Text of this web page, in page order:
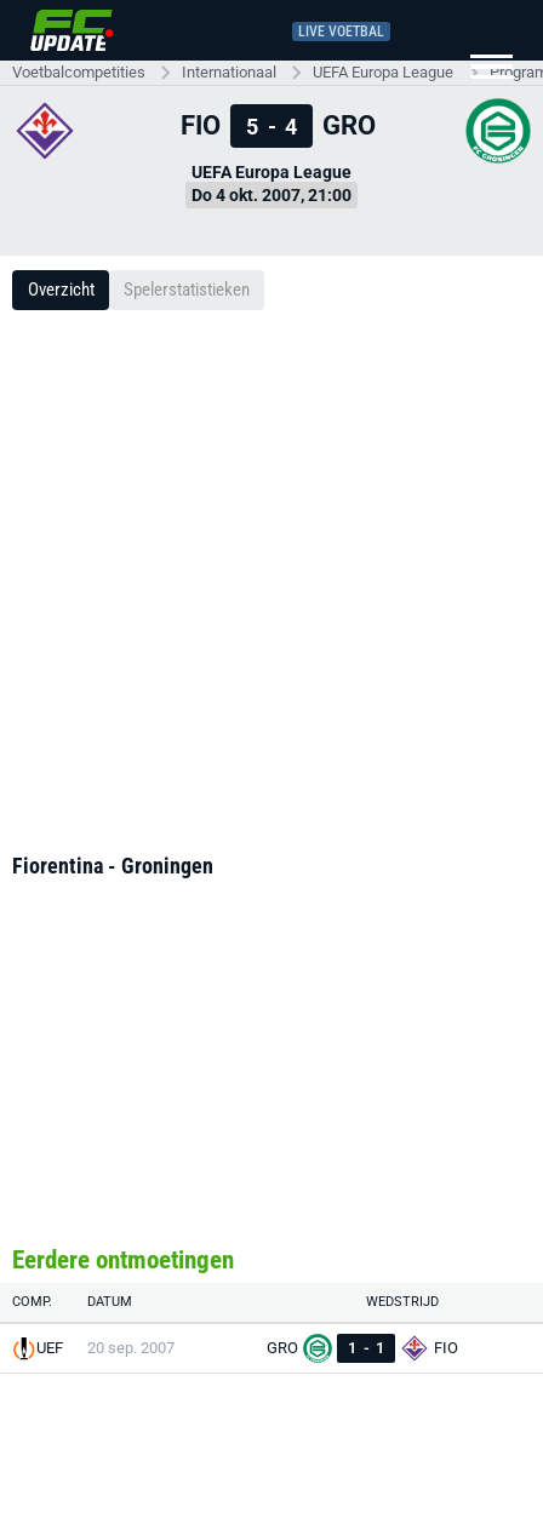
LIVE VOETBAL
Voetbalcompetities Internationaal UEFA Europa League
FIO 5 - 4 GRO
UEFA Europa League
Do 4 okt. 2007, 21:00
Overzicht Spelerstatistieken
Fiorentina - Groningen
Eerdere ontmoetingen
COMP. DATUM WEDSTRIJD
UEF 20 sep. 2007 GRO 1 - 1 FIO